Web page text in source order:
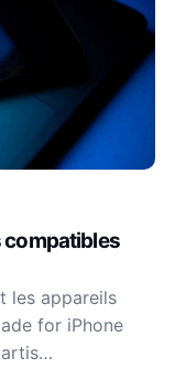
compatibles
les appareils
for iPhone